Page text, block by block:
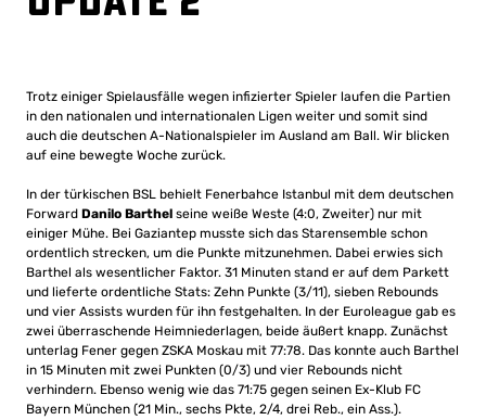
Trotz einiger Spielausfälle wegen infizierter Spieler laufen die Partien
in den nationalen und internationalen Ligen weiter und somit sind
auch die deutschen A-Nationalspieler im Ausland am Ball. Wir blicken
auf eine bewegte Woche zurück.
In der türkischen BSL behielt Fenerbahce Istanbul mit dem deutschen
Forward Danilo Barthel seine weiße Weste (4:0, Zweiter) nur mit
einiger Mühe. Bei Gaziantep musste sich das Starensemble schon
ordentlich strecken, um die Punkte mitzunehmen. Dabei erwies sich
Barthel als wesentlicher Faktor. 31 Minuten stand er auf dem Parkett
und lieferte ordentliche Stats: Zehn Punkte (3/11), sieben Rebounds
und vier Assists wurden für ihn festgehalten. In der Euroleague gab es
zwei überraschende Heimniederlagen, beide äußert knapp. Zunächst
unterlag Fener gegen ZSKA Moskau mit 77:78. Das konnte auch Barthel
in 15 Minuten mit zwei Punkten (0/3) und vier Rebounds nicht
verhindern. Ebenso wenig wie das 71:75 gegen seinen Ex-Klub FC
Bayern München (21 Min., sechs Pkte, 2/4, drei Reb., ein Ass.).